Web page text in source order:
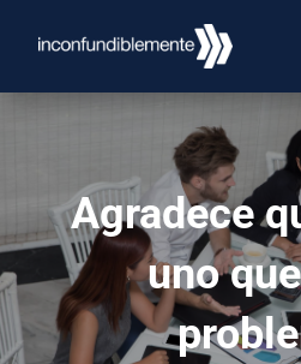
Agradece
uno